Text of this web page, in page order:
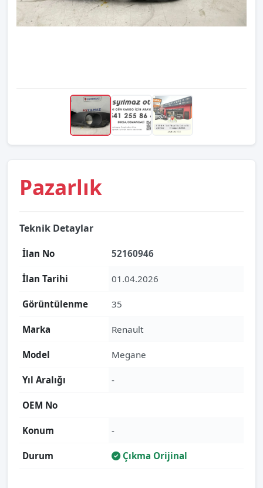
Pazarlık
Teknik Detaylar
İlan No 52160946
İlan Tarihi 01.04.2026
Görüntülenme 35
Marka Renault
Model Megane
Yıl Aralığı -
OEM No
Konum -
Durum Çıkma Orijinal